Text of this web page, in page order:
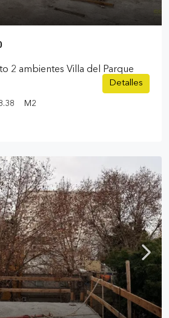
2 ambientes Villa del Parque
M2
Detalles